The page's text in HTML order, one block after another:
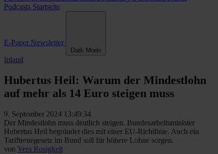
Podcasts Startseite
E-Paper Newsletter
Dark Mode
Inland
Hubertus Heil: Warum der Mindestlohn
auf mehr als 14 Euro steigen muss
9. September 2024 13:49:34
Der Mindestlohn muss deutlich steigen. Bundesarbeitsminister
Hubertus Heil begründet dies mit einer EU-Richtlinie. Auch ein
Tariftreuegesetz im Bund soll für höhere Löhne sorgen.
von Vera Rosigkeit